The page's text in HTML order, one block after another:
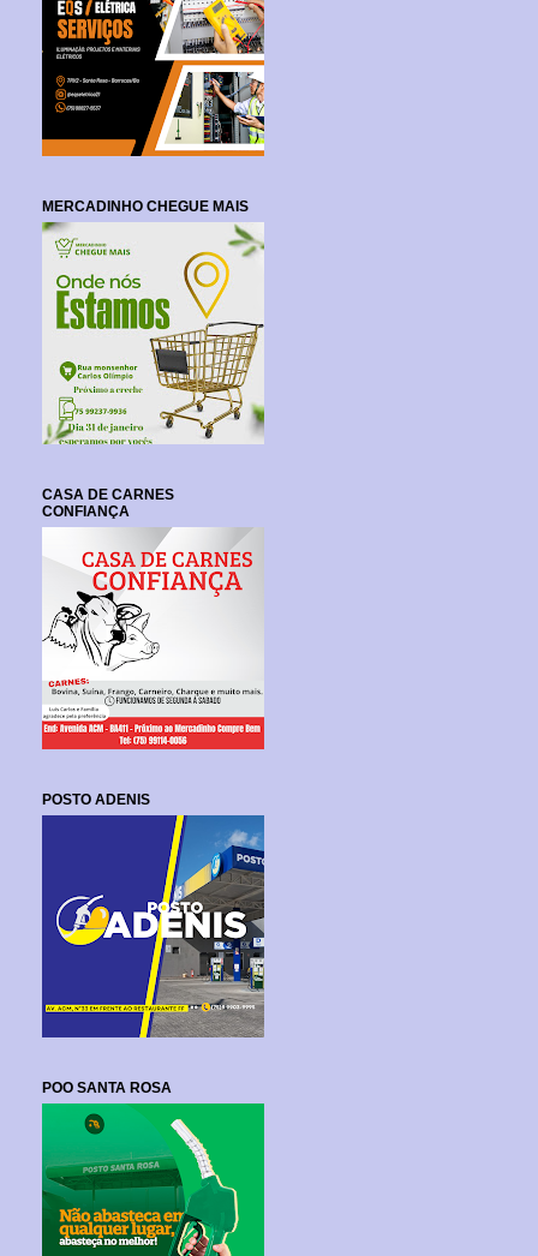
MERCADINHO CHEGUE MAIS
CASA DE CARNES
CONFIANÇA
POSTO ADENIS
POO SANTA ROSA